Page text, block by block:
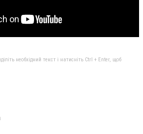
необхідний текст і натисніть Ctrl + Enter, щоб